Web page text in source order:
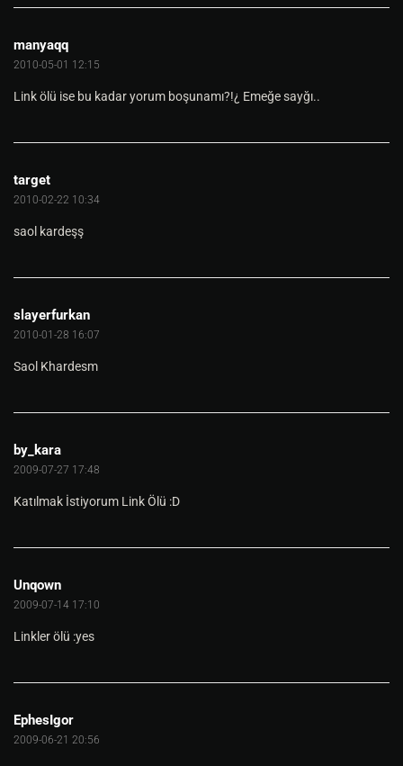
manyaqq
2010-05-01 12:15
Link ölü ise bu kadar yorum boşunamı?!¿ Emeğe sayğı..
target
2010-02-22 10:34
saol kardeşş
slayerfurkan
2010-01-28 16:07
Saol Khardesm
by_kara
2009-07-27 17:48
Katılmak İstiyorum Link Ölü :D
Unqown
2009-07-14 17:10
Linkler ölü :yes
EphesIgor
2009-06-21 20:56